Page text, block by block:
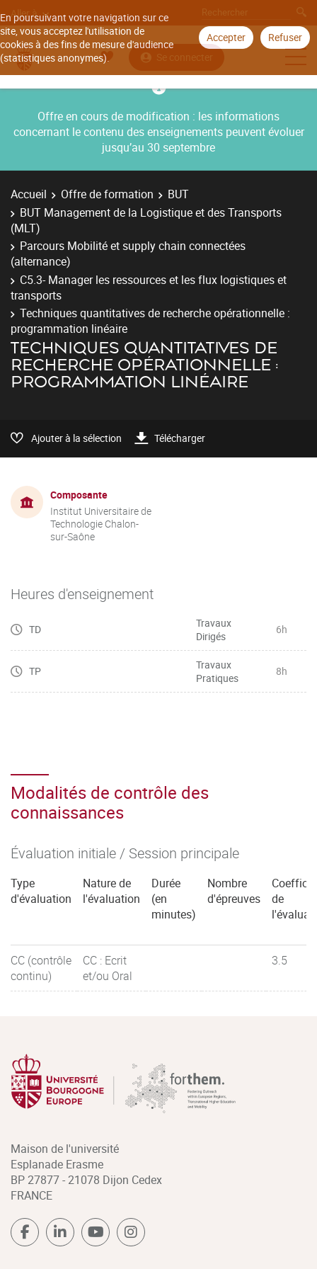
En poursuivant votre navigation sur ce
site, vous acceptez l'utilisation de
cookies à des fins de mesure d'audience
(statistiques anonymes).
Accepter Refuser
Aller à
Se connecter
Offre en cours de modification : les informations
concernant le contenu des enseignements peuvent évoluer
jusqu’au 30 septembre
Accueil Offre de formation
BUT
BUT Management de la Logistique et des Transports
(MLT)
Parcours Mobilité et supply chain connectées
(alternance)
C5.3- Manager les ressources et les flux logistiques et
transports
Techniques quantitatives de recherche opérationnelle :
programmation linéaire
TECHNIQUES QUANTITATIVES DE
RECHERCHE OPÉRATIONNELLE :
PROGRAMMATION LINÉAIRE
Ajouter à la sélection Télécharger
Composante
Institut Universitaire de
Technologie Chalon-
sur-Saône
Heures d'enseignement
TD
Travaux
Dirigés
6h
TP
Travaux
Pratiques
8h
Modalités de contrôle des
connaissances
Évaluation initiale / Session principale
Type
d'évaluation
Nature de
l'évaluation
Durée
(en
minutes)
Nombre
d'épreuves
de
CC (contrôle
continu)
CC : Ecrit
et/ou Oral
3.5
Maison de l'université
Esplanade Erasme
BP 27877 - 21078 Dijon Cedex
FRANCE